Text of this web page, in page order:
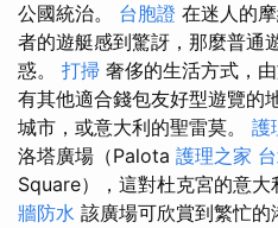
公國統治。 台胞證 在迷人的
者的遊艇感到驚訝，那麼普通
惑。 打掃 奢侈的生活方式，
有其他適合錢包友好型遊覽的
城市，或意大利的聖雷莫。 護
洛塔廣場（Palota 護理之家
Square），這對杜克宮的意大
牆防水 該廣場可欣賞到繁忙